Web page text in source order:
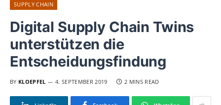
SUPPLY CHAIN
Digital Supply Chain Twins
unterstützen die
Entscheidungsfindung
BY KLOEPFEL 4. SEPTEMBER 2019 2 MINS READ